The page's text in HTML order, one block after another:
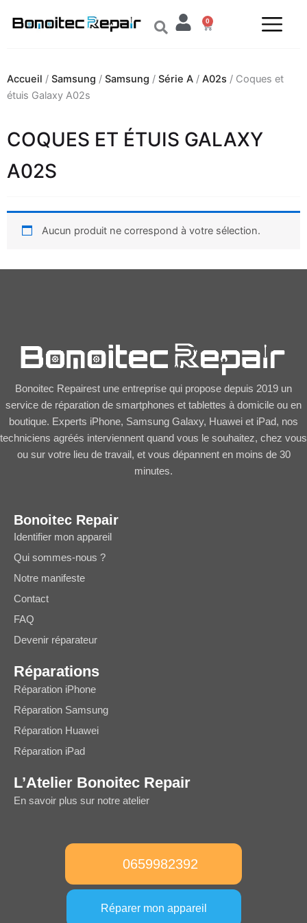
0
Panier
Accueil / Samsung / Samsung / Série A / A02s / Coques et
étuis Galaxy A02s
COQUES ET ÉTUIS GALAXY
A02S
Aucun produit ne correspond à votre sélection.
Bonoitec Repairest une entreprise qui propose depuis 2019 un
service de réparation de smartphones et tablettes à domicile ou en
boutique. Experts iPhone, Samsung Galaxy, Huawei et iPad, nos
techniciens agréés interviennent quand vous le souhaitez, chez vous
ou sur votre lieu de travail, et vous dépannent en moins de 30
minutes.
Bonoitec Repair
Identifier mon appareil
Qui sommes-nous ?
Notre manifeste
Contact
FAQ
Devenir réparateur
Réparations
Réparation iPhone
Réparation Samsung
Réparation Huawei
Réparation iPad
L’Atelier Bonoitec Repair
En savoir plus sur notre atelier
0659982392
Réparer mon appareil